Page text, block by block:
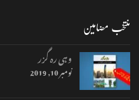
منتخب مضامین
وہی رہ گزر
نومبر 10, 2019